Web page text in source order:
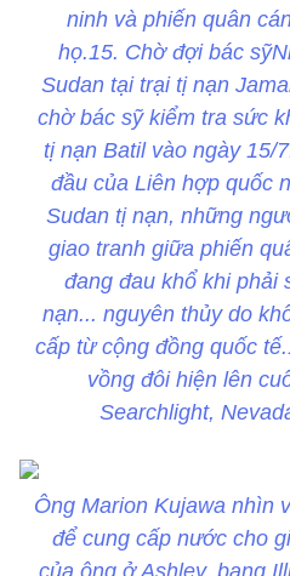
ninh và phiến quân
họ.15. Chờ đợi bác
Sudan tại trại tị nạn
chờ bác sỹ kiểm tra sức
tị nạn Batil vào ngày 15/
đầu của Liên hợp quốc
Sudan tị nạn, những
giao tranh giữa phiến
đang đau khổ khi phải
nạn... nguyên thủy do
cấp từ cộng đồng quốc
vồng đôi hiện lên
Searchlight,
Ông Marion Kujawa nhìn
để cung cấp nước cho
của ông ở Ashley, bang